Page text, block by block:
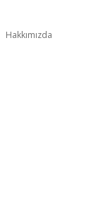
Hakkımızda